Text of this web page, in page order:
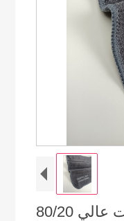
80/20 يمزج قماش ستوكات عالي